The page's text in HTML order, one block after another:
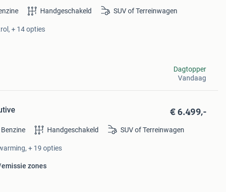
Handgeschakeld SUV of Terreinwagen
+ 14 opties
Dagtopper
Vandaag
€ 6.499,-
Benzine Handgeschakeld SUV of Terreinwagen
+ 19 opties
zones